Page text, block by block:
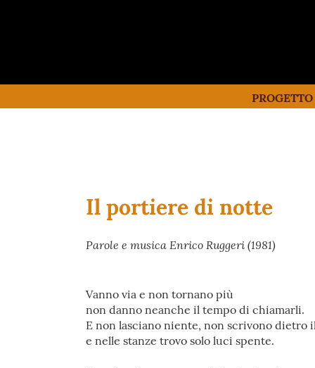
PROGETTO
Il portiere di notte
Parole e musica Enrico Ruggeri (1981)
Vanno via e non tornano più
non danno neanche il tempo di chiamarli.
E non lasciano niente, non scrivono dietro
e nelle stanze trovo solo luci spente.